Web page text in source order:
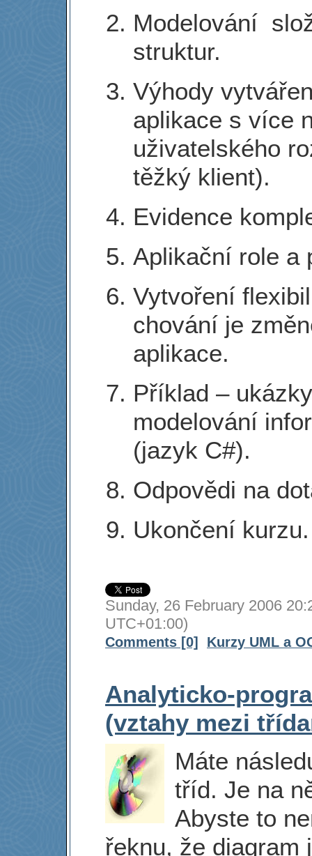
Modelování
struktur.
Výhody
aplikace s více
uživatelského
těžký klient).
Evidence
Aplikační role a
Vytvoření
chování je
aplikace.
Příklad –
modelování
(jazyk C#).
Odpovědi na
Ukončení kurzu.
Sunday, 26 February 2006
UTC+01:00)
Comments [0] Kurzy UML a
Analyticko-
(vztahy mezi
Máte
tříd. Je na
Abyste to
řeknu, že diagram